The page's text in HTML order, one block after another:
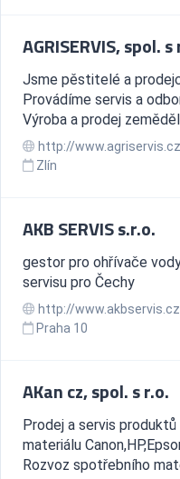
AGRISERVIS, spol. s
Jsme pěstitelé a
Provádíme servis a
Výroba a prodej
http://www.agriservis.cz
Zlín
AKB SERVIS s.r.o.
gestor pro ohřívače
servisu pro Čechy
http://www.akbservis.cz
Praha 10
AKan cz, spol. s r.o.
Prodej a servis produktů
materiálu
Rozvoz spotřebního